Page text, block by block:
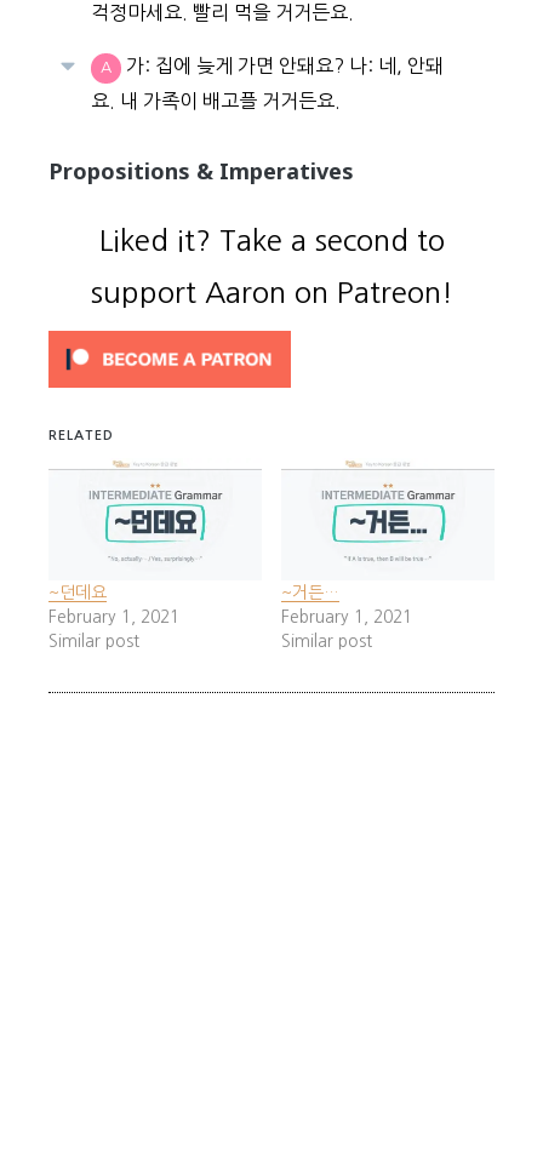
걱정마세요. 빨리 먹을 거거든요.
A
가: 집에 늦게 가면 안돼요? 나: 네, 안돼
요. 내 가족이 배고플 거거든요.
Propositions & Imperatives
Liked it? Take a second to
support Aaron on Patreon!
RELATED
~던데요
February 1, 2021
Similar post
~거든…
February 1, 2021
Similar post